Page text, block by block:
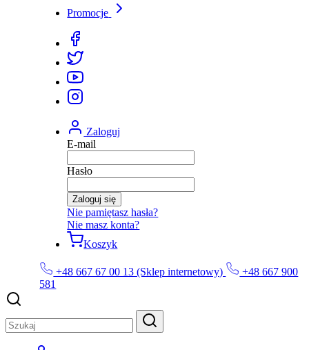
Promocje
Zaloguj
E-mail
Hasło
Zaloguj się
Nie pamiętasz hasła?
Nie masz konta?
Koszyk
+48 667 67 00 13 (Sklep internetowy)
+48 667 900
581